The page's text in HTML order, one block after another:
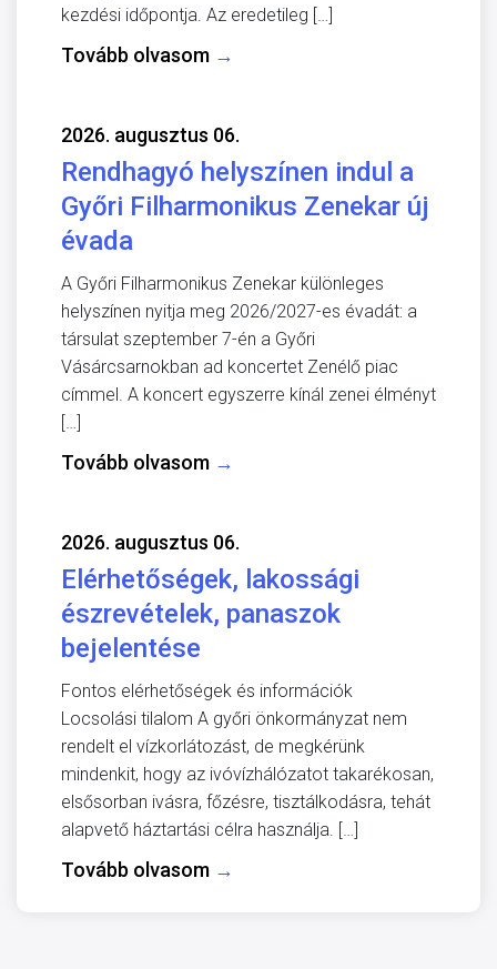
kezdési időpontja. Az eredetileg […]
Tovább olvasom →
2026. augusztus 06.
Rendhagyó helyszínen indul a
Győri Filharmonikus Zenekar új
évada
A Győri Filharmonikus Zenekar különleges
helyszínen nyitja meg 2026/2027-es évadát: a
társulat szeptember 7-én a Győri
Vásárcsarnokban ad koncertet Zenélő piac
címmel. A koncert egyszerre kínál zenei élményt
[…]
Tovább olvasom →
2026. augusztus 06.
Elérhetőségek, lakossági
észrevételek, panaszok
bejelentése
Fontos elérhetőségek és információk
Locsolási tilalom A győri önkormányzat nem
rendelt el vízkorlátozást, de megkérünk
mindenkit, hogy az ivóvízhálózatot takarékosan,
elsősorban ivásra, főzésre, tisztálkodásra, tehát
alapvető háztartási célra használja. […]
Tovább olvasom →